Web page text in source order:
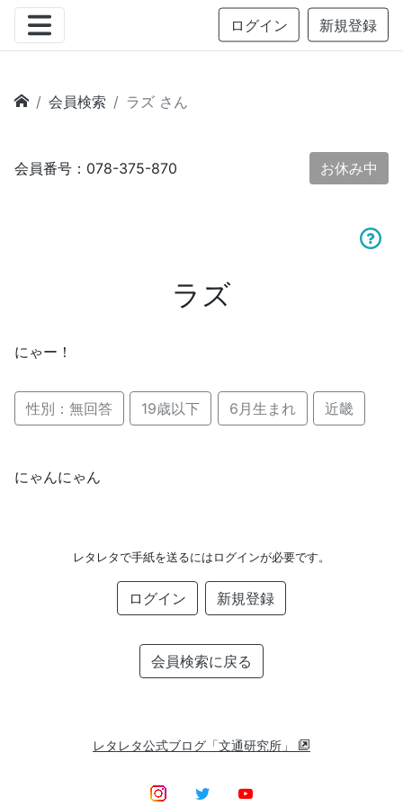
ログイン 新規登録
会員検索 ラズ さん
会員番号：078-375-870 お休み中
ラズ
にゃー！
性別：無回答 19歳以下 6月生まれ 近畿
にゃんにゃん
レタレタで手紙を送るにはログインが必要です。
ログイン 新規登録
会員検索に戻る
レタレタ公式ブログ「文通研究所」